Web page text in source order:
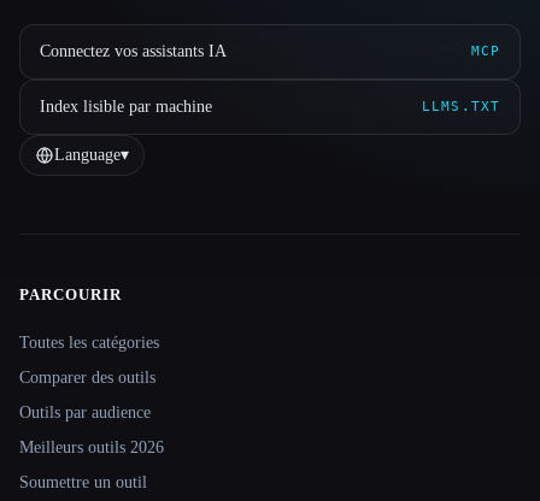
Connectez vos assistants IA MCP
Index lisible par machine LLMS.TXT
Language▾
Site navigation
PARCOURIR
Toutes les catégories
Comparer des outils
Outils par audience
Meilleurs outils 2026
Soumettre un outil